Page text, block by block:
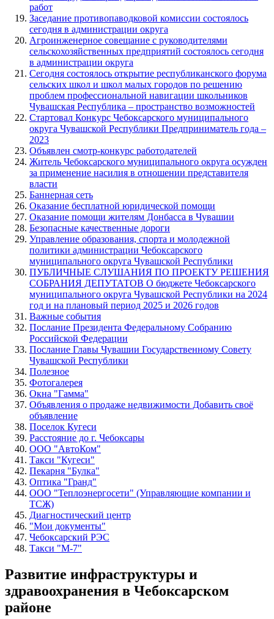
работ
Заседание противопаводковой комиссии состоялось
сегодня в администрации округа
Агроинженерное совещание с руководителями
сельскохозяйственных предприятий состоялось сегодня
в администрации округа
Сегодня состоялось открытие республиканского форума
сельских школ и школ малых городов по решению
проблем профессиональной навигации школьников
Чувашская Республика – пространство возможностей
Стартовал Конкурс Чебоксарского муниципального
округа Чувашской Республики Предприниматель года –
2023
Объявлен смотр-конкурс работодателей
Житель Чебоксарского муниципального округа осужден
за применение насилия в отношении представителя
власти
Баннерная сеть
Оказание бесплатной юридической помощи
Оказание помощи жителям Донбасса в Чувашии
Безопасные качественные дороги
Управление образования, спорта и молодежной
политики администрации Чебоксарского
муниципального округа Чувашской Республики
ПУБЛИЧНЫЕ СЛУШАНИЯ ПО ПРОЕКТУ РЕШЕНИЯ
СОБРАНИЯ ДЕПУТАТОВ О бюджете Чебоксарского
муниципального округа Чувашской Республики на 2024
год и на плановый период 2025 и 2026 годов
Важные события
Послание Президента Федеральному Собранию
Российской Федерации
Послание Главы Чувашии Государственному Совету
Чувашской Республики
Полезное
Фотогалерея
Окна "Гамма"
Объявления о продаже недвижимости Добавить своё
объявление
Поселок Кугеси
Расстояние до г. Чебоксары
ООО "АвтоКом"
Такси "Кугеси"
Пекарня "Булка"
Оптика "Гранд"
ООО "Теплоэнергосети" (Управляющие компании и
ТСЖ)
Диагностический центр
"Мои документы"
Чебоксарский РЭС
Такси "М-7"
Развитие инфраструктуры и
здравоохранения в Чебоксарском
районе